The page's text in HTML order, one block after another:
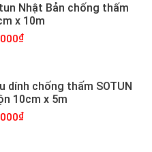
Nhật Bản chống thấm
x 10m
dính chống thấm SOTUN
10cm x 5m